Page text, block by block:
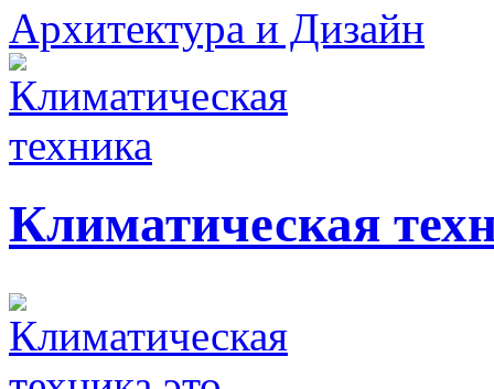
Архитектура и Дизайн
Климатическая